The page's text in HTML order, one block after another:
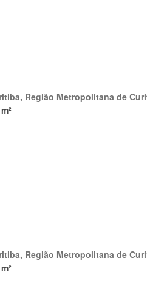
Região Metropolitana de
Região Metropolitana de